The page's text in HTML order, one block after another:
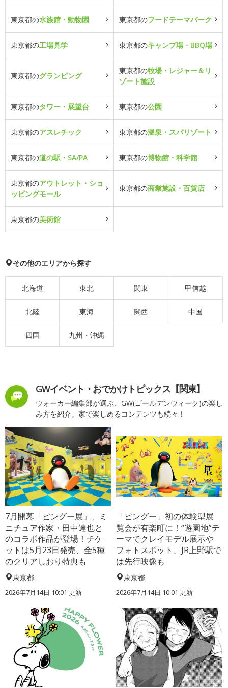
東京都の水族館・動物園 東京都のフードテーマパーク
東京都の工場見学 東京都のキャンプ場・BBQ場
東京都のグランピング
東京都の牧場・レジャー＆リ
ゾート施設
東京都のタワー・展望台 東京都の公園
東京都のアスレチック 東京都の温泉・スパリゾート
東京都の道の駅・SA/PA 東京都の博物館・科学館
東京都のアウトレット・ショ
ッピングモール
東京都の商業施設・百貨店
東京都の美術館
その他のエリアから探す
北海道 東北 関東 甲信越
北陸 東海 関西 中国
四国 九州・沖縄
GWイベント・おでかけトピックス【関東】
ウォーカー編集部が選ぶ、GW(ゴールデンウィーク)の楽し
み方を紹介。家で楽しめるコンテンツも続々！
7月開幕「ピングー展」、ミ
ニチュア作家・田中達也と
のコラボ作品が登場！チケ
ットは5月23日発売、全5種
のクリアしおり特典も
東京都
2026年7月14日 10:01 更新
「ピングー」初の体験型展
覧会が有楽町に！“遊園地”テ
ーマでクレイモデル展示や
フォトスポット、JR上野駅で
は先行映像も
東京都
2026年7月14日 10:01 更新